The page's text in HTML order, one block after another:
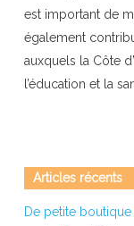
est important de
également
auxquels la Côte
l’éducation et la
Articles récents
De petite